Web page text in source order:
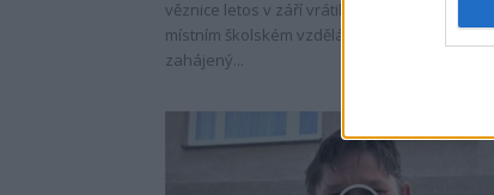
věznice letos v září vrátila pravidelná školní
místním školském vzdělávacím středisku byl
zahájený...